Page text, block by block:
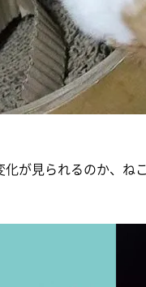
が見られるのか、ね